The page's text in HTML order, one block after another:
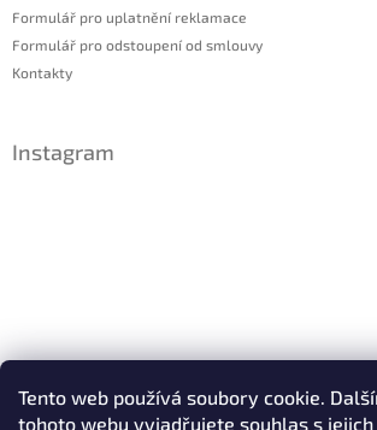
Tento web používá soubory cookie.
tohoto webu vyjadřujete souhlas s jejich
Formulář pro uplatnění reklamace
Formulář pro odstoupení od smlouvy
Kontakty
Instagram
Sledovat na Instagramu